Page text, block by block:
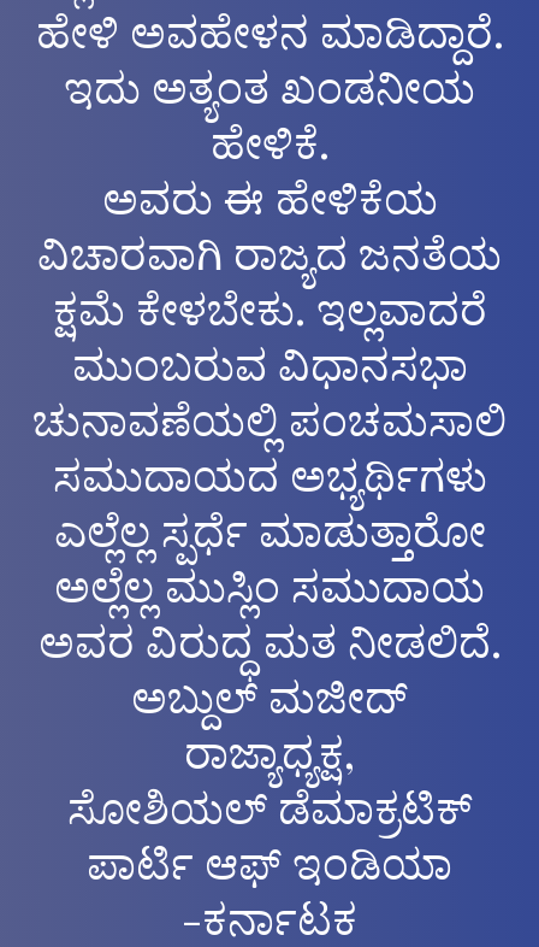
ಹೇಳಿ ಅವಹೇಳನ ಮಾಡಿದ್ದಾರೆ.
ಇದು ಅತ್ಯಂತ ಖಂಡನೀಯ
ಹೇಳಿಕೆ.
ಅವರು ಈ ಹೇಳಿಕೆಯ
ವಿಚಾರವಾಗಿ ರಾಜ್ಯದ ಜನತೆಯ
ಕ್ಷಮೆ ಕೇಳಬೇಕು. ಇಲ್ಲವಾದರೆ
ಮುಂಬರುವ ವಿಧಾನಸಭಾ
ಚುನಾವಣೆಯಲ್ಲಿ ಪಂಚಮಸಾಲಿ
ಸಮುದಾಯದ ಅಭ್ಯರ್ಥಿಗಳು
ಎಲ್ಲೆಲ್ಲ ಸ್ಪರ್ಧೆ ಮಾಡುತ್ತಾರೋ
ಅಲ್ಲೆಲ್ಲ ಮುಸ್ಲಿಂ ಸಮುದಾಯ
ಅವರ ವಿರುದ್ಧ ಮತ ನೀಡಲಿದೆ.
ಅಬ್ದುಲ್ ಮಜೀದ್
ರಾಜ್ಯಾಧ್ಯಕ್ಷ,
ಸೋಶಿಯಲ್ ಡೆಮಾಕ್ರಟಿಕ್
ಪಾರ್ಟಿ ಆಫ್ ಇಂಡಿಯಾ
-ಕರ್ನಾಟಕ